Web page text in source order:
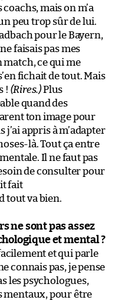
mais on m’a
peu trop sûr de lui.
pour le Bayern,
faisais pas mes
match, ce qui me
fichait de tout. Mais
! (Rires.)Plus
quand des
ton image pour
j’ai appris à m’adapter
là. Tout ça entre
Il ne faut pas
de consulter pour
fait
tout va bien.
ne sont pas assez
et mental ?
et qui parle
connais pas, je pense
les psychologues,
mentaux, pour être